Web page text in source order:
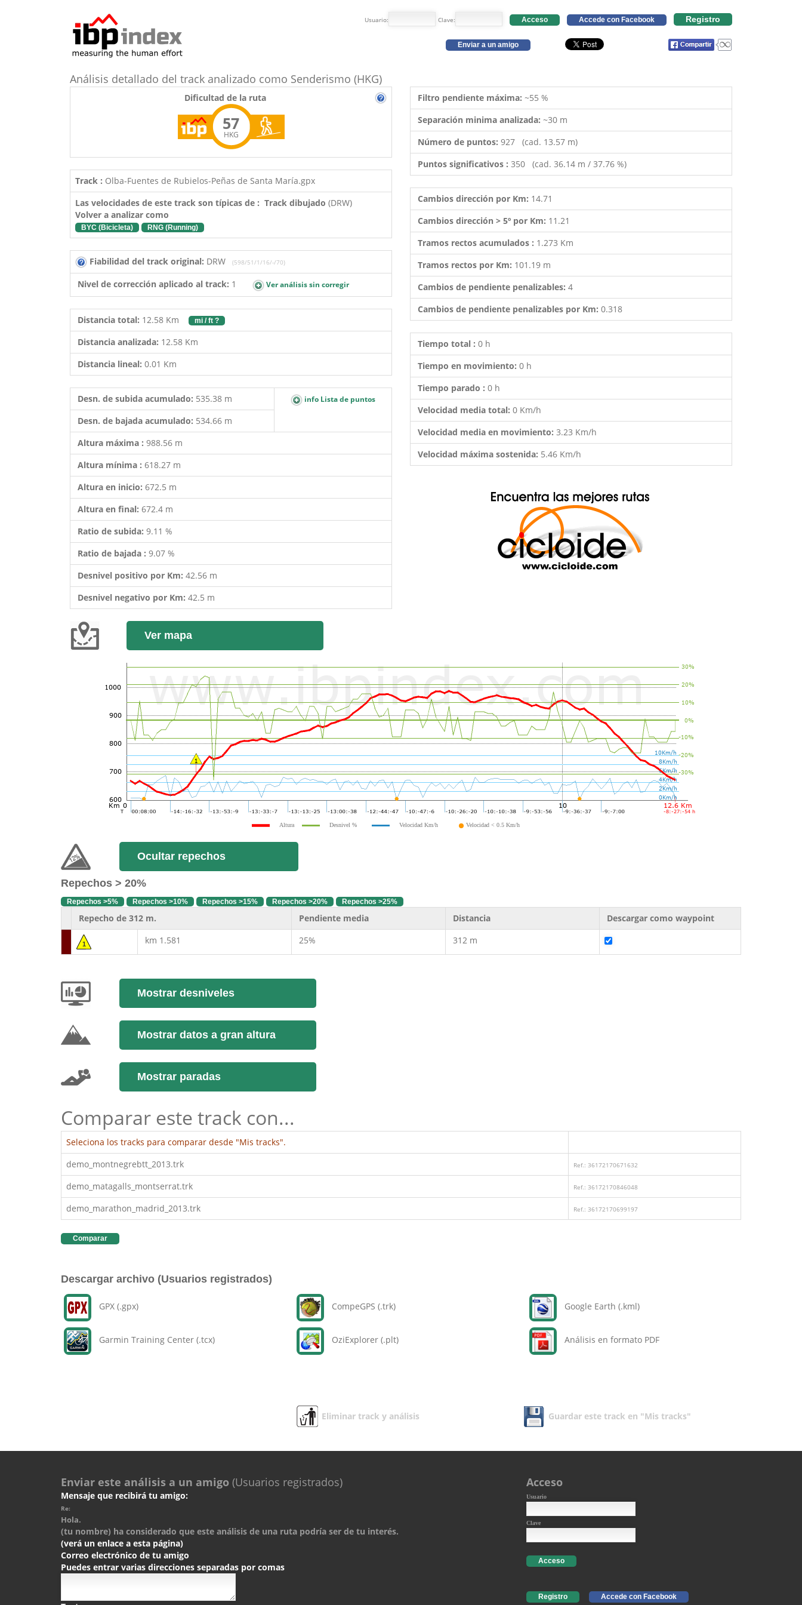
Usuario: Clave: Acceso Accede con Facebook Registro
Enviar a un amigo
Análisis detallado del track analizado como Senderismo (HKG)
Dificultad de la ruta
57
HKG
Track : Olba-Fuentes de Rubielos-Peñas de Santa María.gpx
Las velocidades de este track son típicas de : Track dibujado (DRW)
Volver a analizar como
BYC (Bicicleta) RNG (Running)
Fiabilidad del track original: DRW (598/51/1/16/-/70)
Nivel de corrección aplicado al track: 1 Ver análisis sin corregir
Distancia total: 12.58 Km mi / ft ?
Distancia analizada: 12.58 Km
Distancia lineal: 0.01 Km
Desn. de subida acumulado: 535.38 m info Lista de puntos
Desn. de bajada acumulado: 534.66 m
Altura máxima : 988.56 m
Altura mínima : 618.27 m
Altura en inicio: 672.5 m
Altura en final: 672.4 m
Ratio de subida: 9.11 %
Ratio de bajada : 9.07 %
Desnivel positivo por Km: 42.56 m
Desnivel negativo por Km: 42.5 m
Filtro pendiente máxima: ~55 %
Separación minima analizada: ~30 m
Número de puntos: 927 (cad. 13.57 m)
Puntos significativos : 350 (cad. 36.14 m / 37.76 %)
Cambios dirección por Km: 14.71
Cambios dirección > 5º por Km: 11.21
Tramos rectos acumulados : 1.273 Km
Tramos rectos por Km: 101.19 m
Cambios de pendiente penalizables: 4
Cambios de pendiente penalizables por Km: 0.318
Tiempo total : 0 h
Tiempo en movimiento: 0 h
Tiempo parado : 0 h
Velocidad media total: 0 Km/h
Velocidad media en movimiento: 3.23 Km/h
Velocidad máxima sostenida: 5.46 Km/h
Ver mapa
Altura Desnivel % Velocidad Km/h Velocidad < 0.5 Km/h
Ocultar repechos
Repechos > 20%
Repechos >5% Repechos >10% Repechos >15% Repechos >20% Repechos >25%
Repecho de 312 m. Pendiente media Distancia Descargar como waypoint
1 km 1.581 25% 312 m
Mostrar desniveles
Mostrar datos a gran altura
Mostrar paradas
Comparar este track con...
Seleciona los tracks para comparar desde "Mis tracks".
demo_montnegrebtt_2013.trk
Ref.: 36172170671632
demo_matagalls_montserrat.trk Ref.: 36172170846048
demo_marathon_madrid_2013.trk Ref.: 36172170699197
Comparar
Descargar archivo (Usuarios registrados)
GPX (.gpx)
Garmin Training Center (.tcx)
CompeGPS (.trk)
OziExplorer (.plt)
Google Earth (.kml)
Análisis en formato PDF
Eliminar track y análisis Guardar este track en "Mis tracks"
Enviar este análisis a un amigo (Usuarios registrados)
Mensaje que recibirá tu amigo:
Re:
Hola.
(tu nombre) ha considerado que este análisis de una ruta podría ser de tu interés.
(verá un enlace a esta página)
Correo electrónico de tu amigo
Puedes entrar varias direcciones separadas por comas
Acceso
Usuario
Clave
Acceso
Registro Accede con Facebook